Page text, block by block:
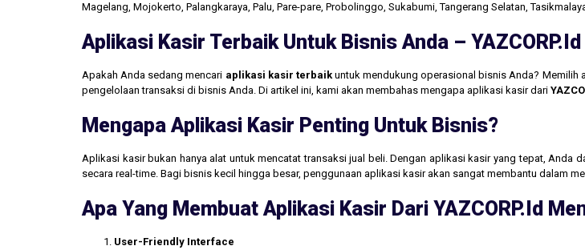
Magelang, Mojokerto, Palangkaraya, Palu, Pare-pare, Probolinggo, Sukabumi, Tangerang Selatan,
Aplikasi Kasir Terbaik Untuk Bisnis Anda – YAZCORP.id
Apakah Anda sedang mencari aplikasi kasir terbaikuntuk mendukung operasional bisnis Anda? Memilih
pengelolaan transaksi di bisnis Anda. Di artikel ini, kami akan membahas mengapa aplikasi kasir dari
Mengapa Aplikasi Kasir Penting Untuk Bisnis?
Aplikasi kasir bukan hanya alat untuk mencatat transaksi jual beli. Dengan aplikasi kasir yang tepat,
secara real-time. Bagi bisnis kecil hingga besar, penggunaan aplikasi kasir akan sangat membantu dalam
Apa Yang Membuat Aplikasi Kasir Dari YAZCORP.id
User-Friendly Interface